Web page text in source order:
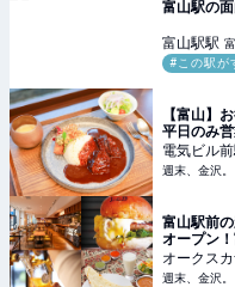
富山駅の
富山駅駅
#この駅が
【富山】
平日のみ
【富山電
電気ビル前
週末、金沢。
富山駅前
オープン
店まで個
週末、金沢
オークス
週末、金沢。